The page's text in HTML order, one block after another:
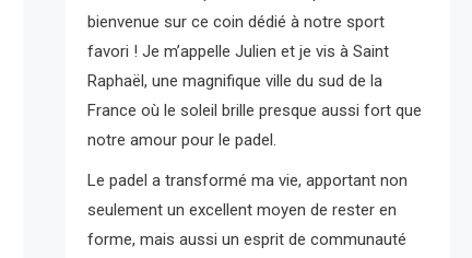
bienvenue sur ce coin dédié à notre sport
favori ! Je m’appelle Julien et je vis à Saint
Raphaël, une magnifique ville du sud de la
France où le soleil brille presque aussi fort que
notre amour pour le padel.
Le padel a transformé ma vie, apportant non
seulement un excellent moyen de rester en
forme, mais aussi un esprit de communauté